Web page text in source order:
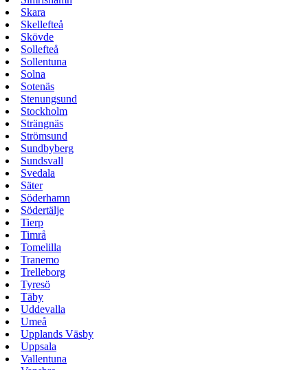
Skara
Skellefteå
Skövde
Sollefteå
Sollentuna
Solna
Sotenäs
Stenungsund
Stockholm
Strängnäs
Strömsund
Sundbyberg
Sundsvall
Svedala
Säter
Söderhamn
Södertälje
Tierp
Timrå
Tomelilla
Tranemo
Trelleborg
Tyresö
Täby
Uddevalla
Umeå
Upplands Väsby
Uppsala
Vallentuna